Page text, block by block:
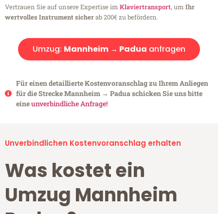
Vertrauen Sie auf unsere Expertise im Klaviertransport, um Ihr
wertvolles Instrument sicherab 200€ zu befördern.
Umzug: Mannheim → Padua anfragen
Für einen detaillierte Kostenvoranschlag zu Ihrem Anliegen
für die Strecke Mannheim → Padua schicken Sie uns bitte
eineunverbindliche Anfrage!
Unverbindlichen Kostenvoranschlag erhalten
Was kostet ein
Umzug Mannheim